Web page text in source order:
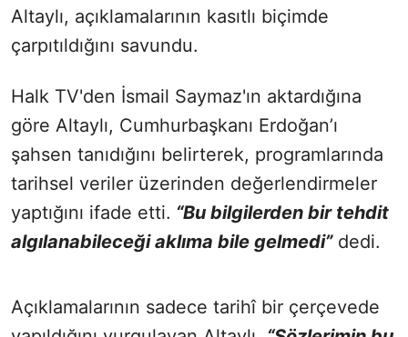
Altaylı, açıklamalarının kasıtlı biçimde
çarpıtıldığını savundu.
Halk TV'den İsmail Saymaz'ın aktardığına
göre Altaylı, Cumhurbaşkanı Erdoğan’ı
şahsen tanıdığını belirterek, programlarında
tarihsel veriler üzerinden değerlendirmeler
yaptığını ifade etti. “Bu bilgilerden bir tehdit
algılanabileceği aklıma bile gelmedi”dedi.
Açıklamalarının sadece tarihî bir çerçevede